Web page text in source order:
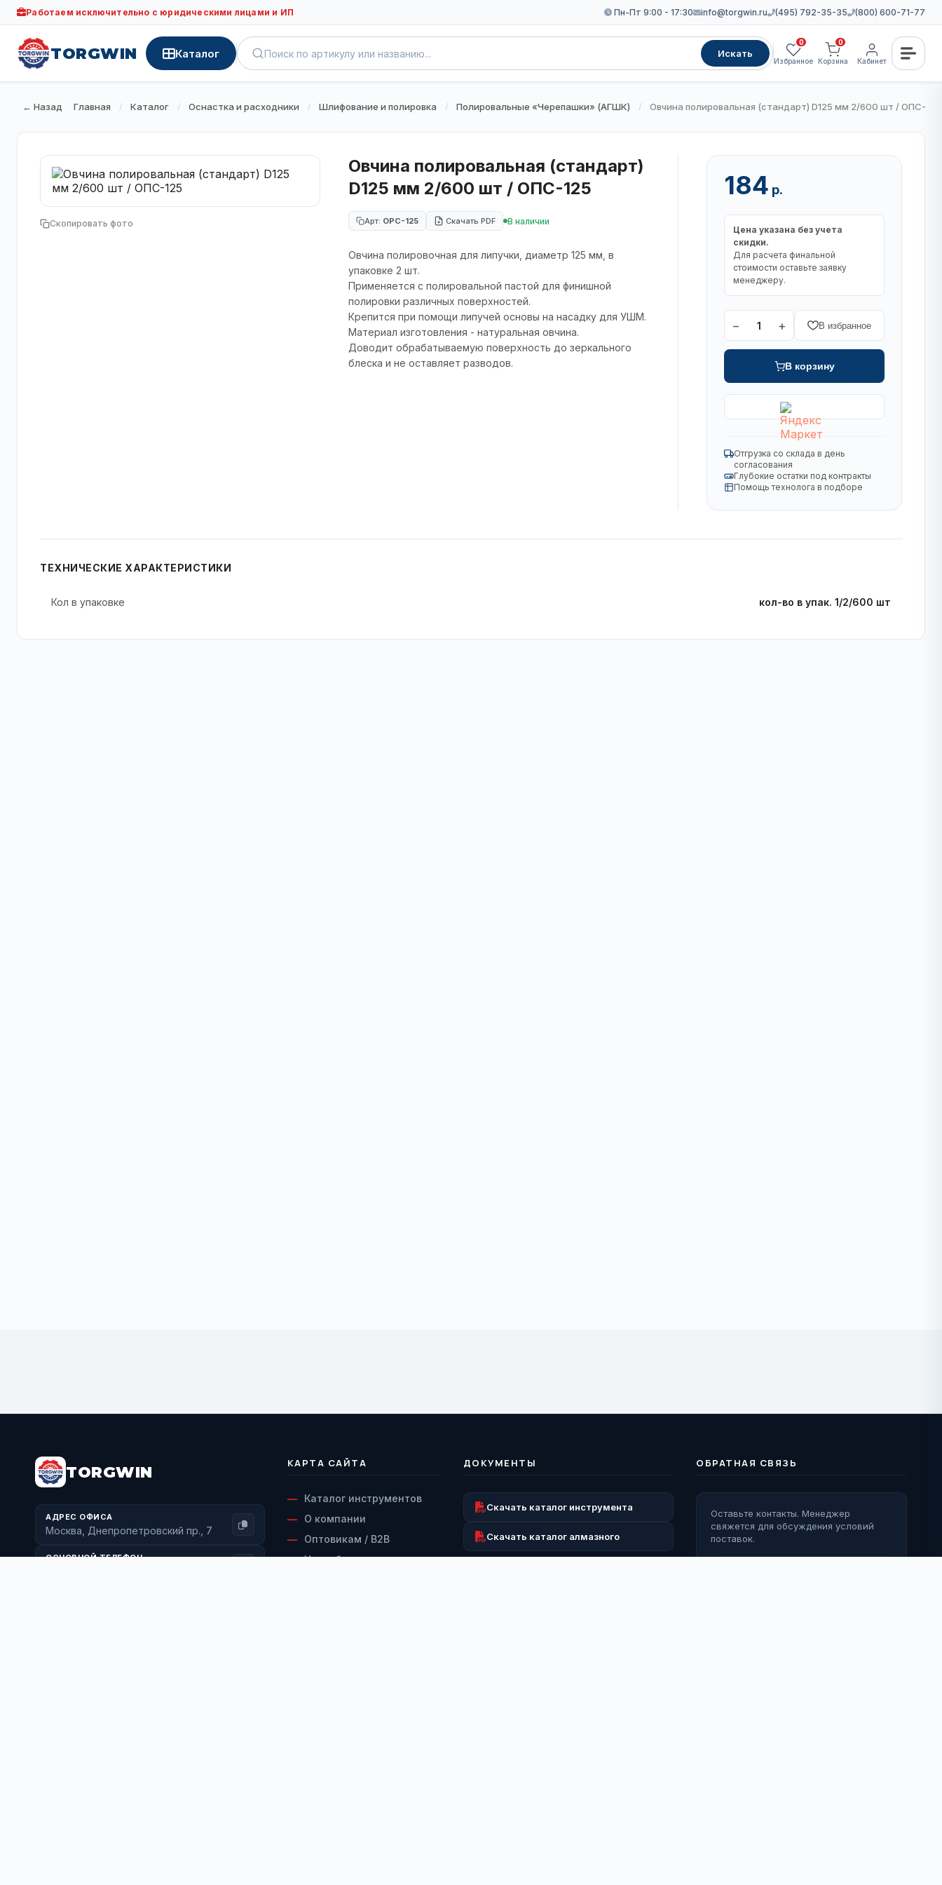
Работаем исключительно с юридическими лицами и ИП Пн-Пт 9:00 - 17:30 info@torgwin.ru (495) 792-35-35 (800) 600-71-77
TORGWIN Каталог Искать
0
Избранное
0
Корзина Кабинет
← Назад Главная / Каталог / Оснастка и расходники / Шлифование и полировка / Полировальные «Черепашки» (АГШК) / Овчина полировальная (стандарт) D125 мм 2/600 шт / ОПС-125
Скопировать фото
Овчина полировальная (стандарт)
D125 мм 2/600 шт / ОПС-125
Арт: OPC-125 Скачать PDF В наличии
Овчина полировочная для липучки, диаметр 125 мм, в
упаковке 2 шт.
Применяется с полировальной пастой для финишной
полировки различных поверхностей.
Крепится при помощи липучей основы на насадку для УШМ.
Материал изготовления - натуральная овчина.
Доводит обрабатываемую поверхность до зеркального
блеска и не оставляет разводов.
184 р.
Цена указана без учета
скидки.
Для расчета финальной
стоимости оставьте заявку
менеджеру.
− 1 + В избранное
В корзину
Отгрузка со склада в день
согласования
Глубокие остатки под контракты
Помощь технолога в подборе
ТЕХНИЧЕСКИЕ ХАРАКТЕРИСТИКИ
Кол в упаковке кол-во в упак. 1/2/600 шт
TORGWIN
АДРЕС ОФИСА
Москва, Днепропетровский пр., 7
ОСНОВНОЙ ТЕЛЕФОН
КАРТА САЙТА
Каталог инструментов
О компании
Оптовикам / B2B
Наши бренды
ДОКУМЕНТЫ
Скачать каталог инструмента
Скачать каталог алмазного
ОБРАТНАЯ СВЯЗЬ
Оставьте контакты. Менеджер
свяжется для обсуждения условий
поставок.